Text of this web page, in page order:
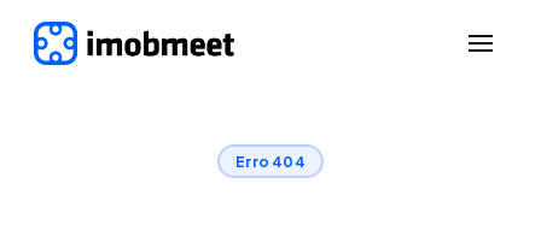
Erro 404